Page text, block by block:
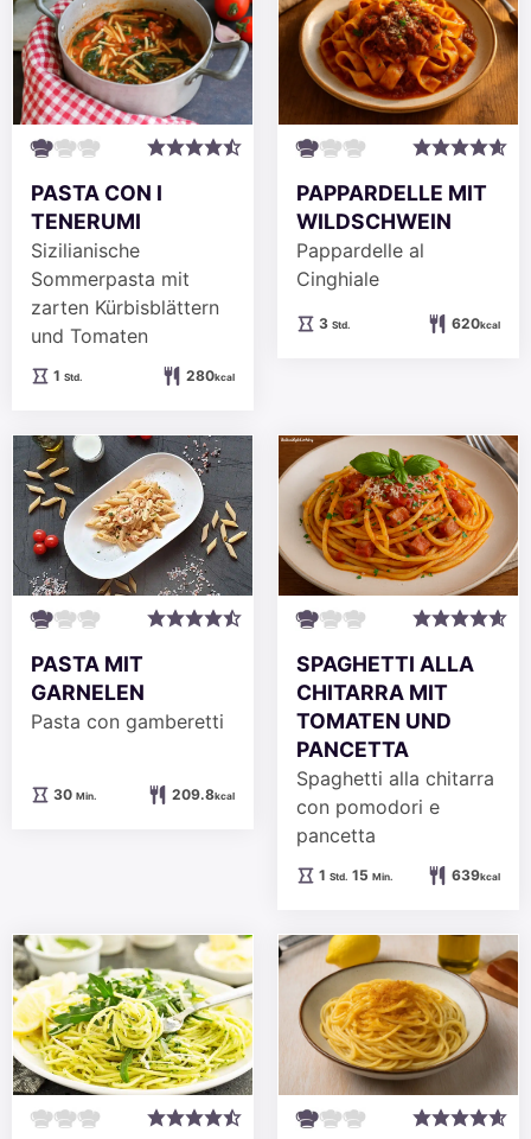
PASTA CON I
TENERUMI
Sizilianische
Sommerpasta mit
zarten Kürbisblättern
und Tomaten
1Stunde
Std. 280kcal
PAPPARDELLE MIT
WILDSCHWEIN
Pappardelle al
Cinghiale
3Stunden
Std. 620kcal
PASTA MIT
GARNELEN
Pasta con gamberetti
30Minuten
Min. 209.8kcal
SPAGHETTI ALLA
CHITARRA MIT
TOMATEN UND
PANCETTA
Spaghetti alla chitarra
con pomodori e
pancetta
1Stunde
Std. 15Minuten
Min. 639kcal